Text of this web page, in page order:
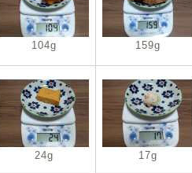
104g 159g
24g 17g